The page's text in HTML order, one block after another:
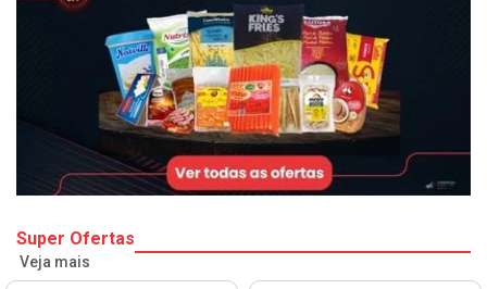
Super Ofertas
Veja mais